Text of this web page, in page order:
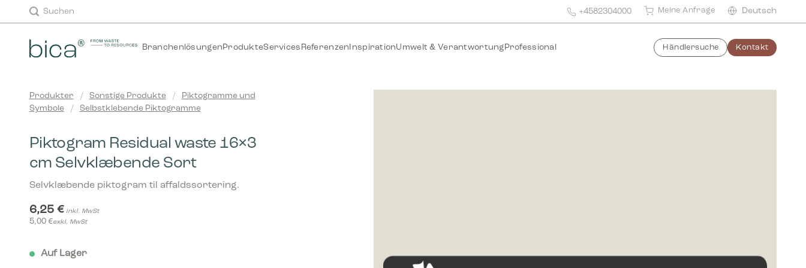
Inhalt
Suchen +4582304000 Meine Anfrage Deutsch
Branchenlösungen ProdukteServices Referenzen InspirationUmwelt & Verantwortung Professional Händlersuche Kontakt
Produkter / Sonstige Produkte /
Piktogramme und
Symbole
/ Selbstklebende Piktogramme
Piktogram Residual waste 16×3
cm Selvklæbende Sort
Selvklæbende piktogram til affaldssortering.
6,25 € inkl. MwSt
5,00 €exkl. MwSt
Auf Lager